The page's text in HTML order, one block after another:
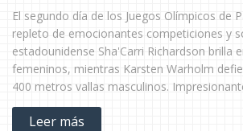
El segundo día de los Juegos Olímpicos de
repleto de emocionantes competiciones y
estadounidense Sha'Carri Richardson brilla
femeninos, mientras Karsten Warholm
400 metros vallas masculinos.
femenino entre Japón y Gran Bretaña.
oro en la final de gimnasia y la importancia
Leer más